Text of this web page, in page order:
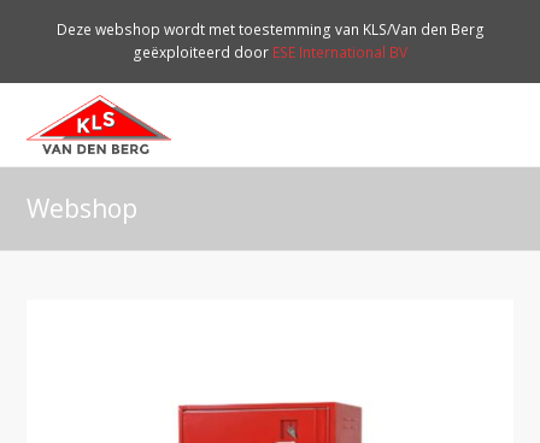
Deze webshop wordt met toestemming van KLS/Van den Berg
geëxploiteerd door ESE International BV
Webshop